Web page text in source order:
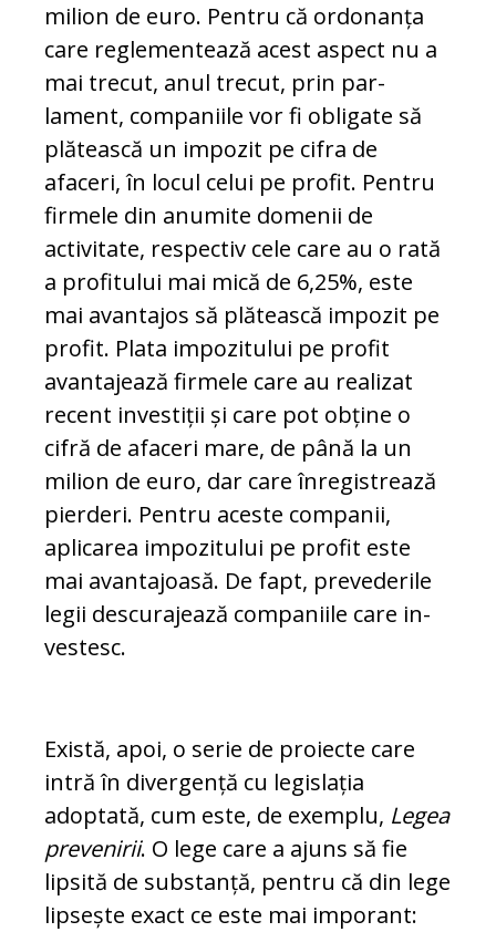
milion de euro. Pen­tru că ordonanța
care reglementează acest aspect nu a
mai trecut, anul trecut, prin par­
lament, companiile vor fi obligate să
plă­tească un impozit pe cifra de
afaceri, în locul celui pe profit. Pentru
firmele din anumite do­menii de
activitate, respectiv cele care au o rată
a profitului mai mică de 6,25%, este
mai avantajos să plătească impozit pe
profit. Plata impozitului pe profit
avantajează firmele care au realizat
recent investiții și care pot obține o
cifră de afaceri mare, de până la un
milion de euro, dar care înregistrează
pierderi. Pen­tru aceste companii,
aplicarea impozitului pe profit este
mai avantajoasă. De fapt, pre­vederile
legii descurajează companiile care in­
vestesc.
Există, apoi, o serie de proiecte care
intră în divergență cu legislația
adoptată, cum este, de exemplu, Legea
prevenirii. O lege care a ajuns să fie
lipsită de substanță, pentru că din lege
lipsește exact ce este mai imporant: